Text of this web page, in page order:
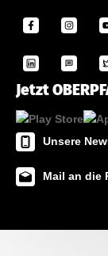
Jetzt
Unsere
Mail an die